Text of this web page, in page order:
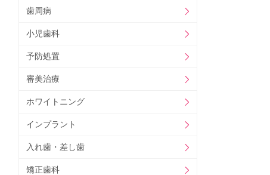
歯周病
小児歯科
予防処置
審美治療
ホワイトニング
インプラント
入れ歯・差し歯
矯正歯科